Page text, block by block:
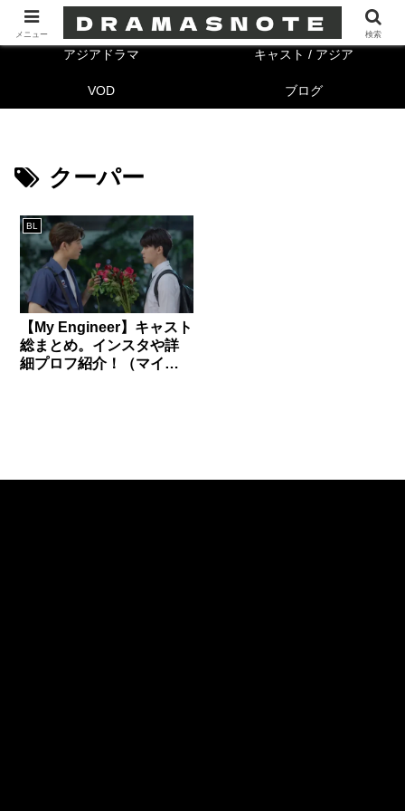
海外ドラマ キャスト/海外
アジアドラマ キャスト / アジア
VOD ブログ
クーパー
BL
【My Engineer】キャスト
総まとめ。インスタや詳
細プロフ紹介！（マイエ
メニュー 検索